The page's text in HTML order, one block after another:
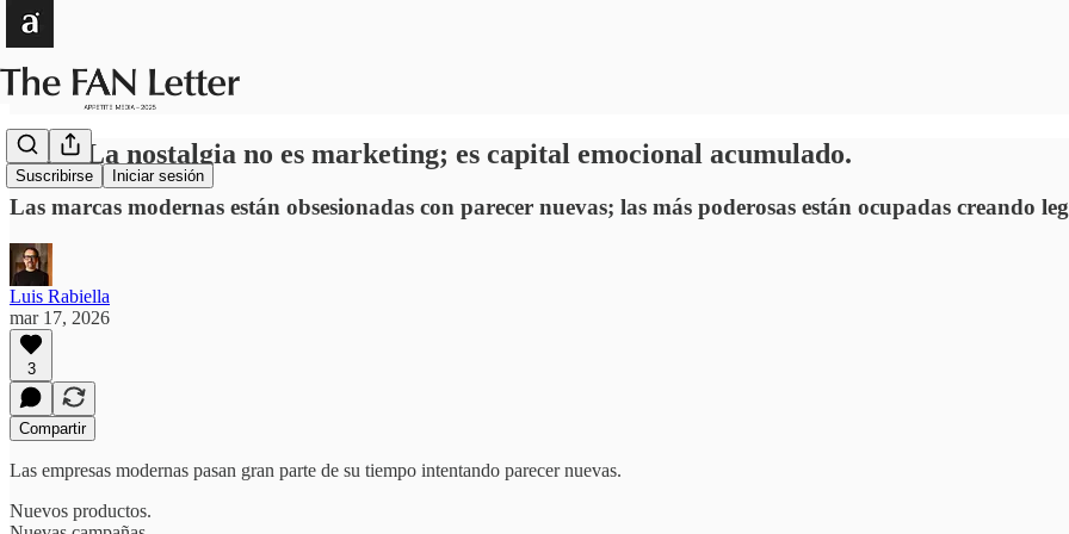
Suscribirse Iniciar sesión
E49 – La nostalgia no es marketing; es capital emocional acumulado.
Las marcas modernas están obsesionadas con parecer nuevas; las más poderosas están ocupadas creando
Luis Rabiella
mar 17, 2026
3
Compartir
Las empresas modernas pasan gran parte de su tiempo intentando parecer nuevas.
Nuevos productos.